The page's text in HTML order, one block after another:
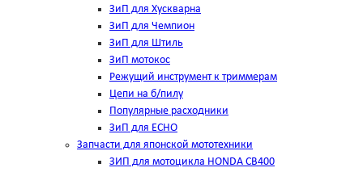
ЗиП для Хускварна
ЗиП для Чемпион
ЗиП для Штиль
ЗиП мотокос
Режущий инструмент к триммерам
Цепи на б/пилу
Популярные расходники
ЗиП для ЕСНО
Запчасти для японской мототехники
ЗИП для мотоцикла HONDA CB400